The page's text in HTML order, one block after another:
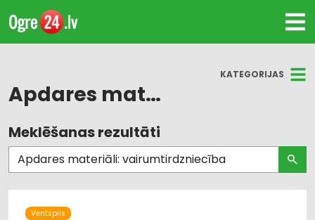
KATEGORIJAS
Apdares materiāli: vairumtirdzniecība
Visas nozares
Apdares materiāli: tirdzniecība
Meklēšanas rezultāti
Ventspils